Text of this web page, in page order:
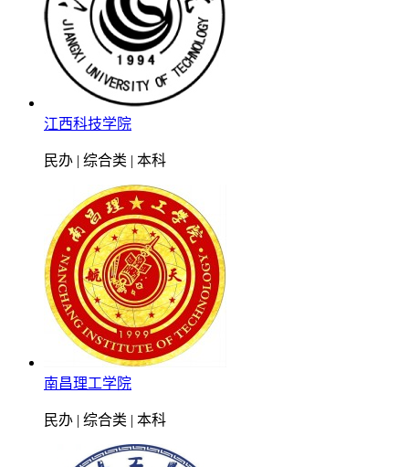
江西科技学院
民办 | 综合类 | 本科
南昌理工学院
民办 | 综合类 | 本科